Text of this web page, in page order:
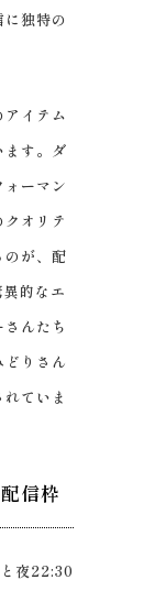
独特の
イテム
ます。ダ
ーマン
オリテ
のが、配
的なエ
んたち
りさん
ていま
信枠
夜22:30